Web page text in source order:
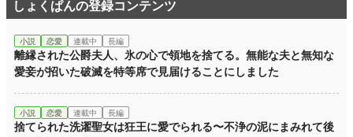
しょくぱんの登録コンテンツ
小説 恋愛 連載中 長編
離縁された公爵夫人、氷の心で領地を捨てる。無能な夫と無知な
愛妾が招いた破滅を特等席で見届けることにしました
小説 恋愛 連載中 長編
捨てられた洗濯聖女は狂王に愛でられる〜不浄の泥にまみれて後